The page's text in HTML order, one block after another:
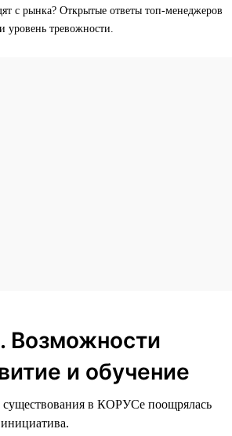
с рынка? Открытые ответы топ-менеджеров
уровень тревожности.
Возможности
и обучение
существования в КОРУСе поощрялась
инициатива.